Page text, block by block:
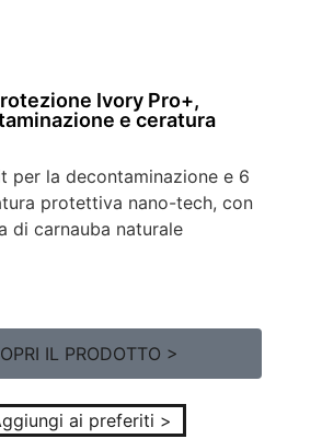
Ivory Pro+,
e ceratura
per la decontaminazione e 6
protettiva nano-tech, con
di carnauba naturale
IL PRODOTTO >
ai preferiti >